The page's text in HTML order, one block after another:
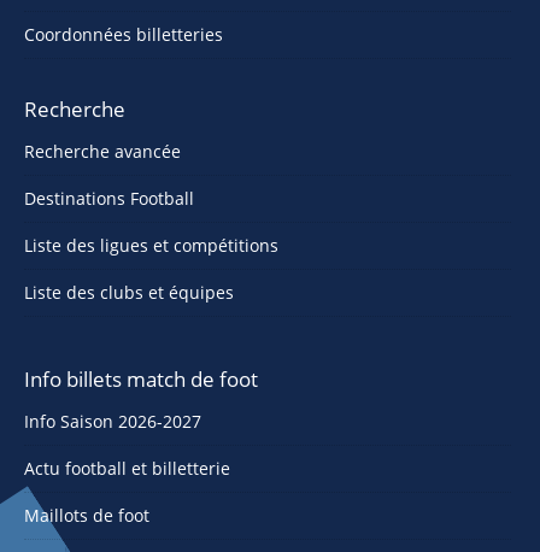
Coordonnées billetteries
Recherche
Recherche avancée
Destinations Football
Liste des ligues et compétitions
Liste des clubs et équipes
Info billets match de foot
Info Saison 2026-2027
Actu football et billetterie
Maillots de foot